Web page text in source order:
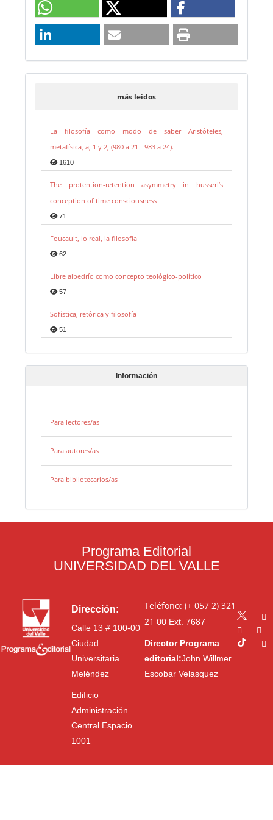
más leidos
La filosofía como modo de saber Aristóteles,
metafísica, a, 1 y 2, (980 a 21 - 983 a 24).
1610
The protention-retention asymmetry in husserl’s
conception of time consciousness
71
Foucault, lo real, la filosofía
62
Libre albedrío como concepto teológico-político
57
Sofística, retórica y filosofía
51
Información
Para lectores/as
Para autores/as
Para bibliotecarios/as
Programa Editorial
UNIVERSIDAD DEL VALLE
Dirección:
Calle 13 # 100-00
Ciudad
Universitaria
Meléndez
Edificio
Administración
Central Espacio
1001
Teléfono: (+ 057 2) 321
21 00Ext. 7687
Director Programa
editorial:John Willmer
Escobar Velasquez